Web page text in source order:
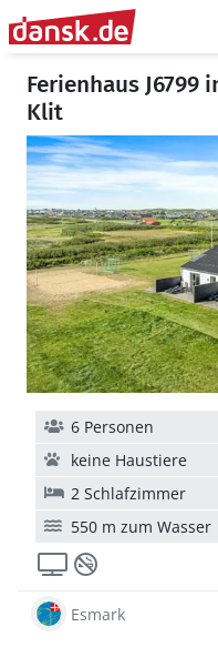
Ferienhaus
Klit
6 Personen
keine Haustiere
2 Schlafzimmer
550 m zum Wasser
Esmark